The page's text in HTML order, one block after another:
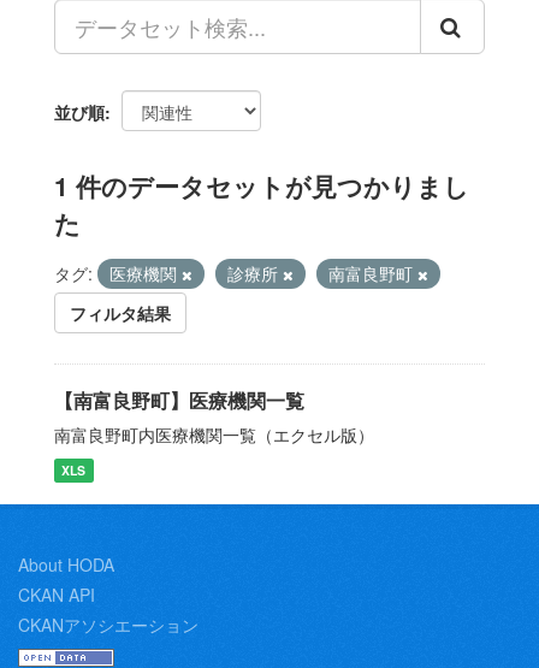
並び順
1 件のデータセットが見つかりまし
た
タグ: 医療機関 診療所
南富良野町
フィルタ結果
【南富良野町】医療機関一覧
南富良野町内医療機関一覧（エクセル版）
XLS
About HODA
CKAN API
CKANアソシエーション